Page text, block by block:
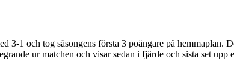
3-1 och tog säsongens första 3 poängare på hemmaplan.
ur matchen och visar sedan i fjärde och sista set upp